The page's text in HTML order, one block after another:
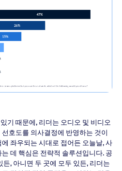
기 때문에, 리더는 오디오 및 비디오
호도를 의사결정에 반영하는 것이
좌우되는 시대로 접어든 오늘날, 사
데 핵심은 전략적 솔루션입니다. 공
, 아니면 두 곳에 모두 있든, 리더는